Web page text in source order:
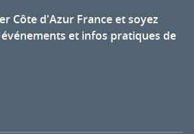
Côte d'Azur France et soyez
et infos pratiques de